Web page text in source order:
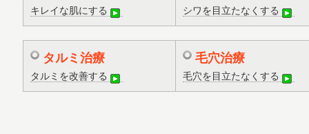
キレイな肌にする シワを目立たなくする
タルミ治療
タルミを改善する
毛穴治療
毛穴を目立たなくする